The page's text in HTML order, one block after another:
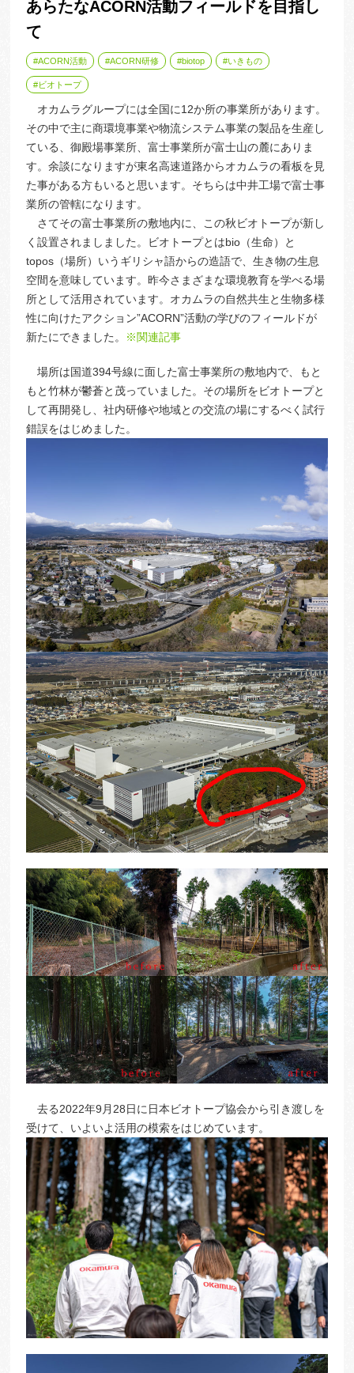
あらたなACORN活動フィールドを目指し
て
ACORN活動 ACORN研修 biotop いきもの
ビオトープ
オカムラグループには全国に12か所の事業所があります。
その中で主に商環境事業や物流システム事業の製品を生産し
ている、御殿場事業所、富士事業所が富士山の麓にありま
す。余談になりますが東名高速道路からオカムラの看板を見
た事がある方もいると思います。そちらは中井工場で富士事
業所の管轄になります。
さてその富士事業所の敷地内に、この秋ビオトープが新し
く設置されましました。ビオトープとはbio（生命）と
topos（場所）いうギリシャ語からの造語で、生き物の生息
空間を意味しています。昨今さまざまな環境教育を学べる場
所として活用されています。オカムラの自然共生と生物多様
性に向けたアクション”ACORN”活動の学びのフィールドが
新たにできました。 ※関連記事
場所は国道394号線に面した富士事業所の敷地内で、もと
もと竹林が鬱蒼と茂っていました。その場所をビオトープと
して再開発し、社内研修や地域との交流の場にするべく試行
錯誤をはじめました。
去る2022年9月28日に日本ビオトープ協会から引き渡しを
受けて、いよいよ活用の模索をはじめています。